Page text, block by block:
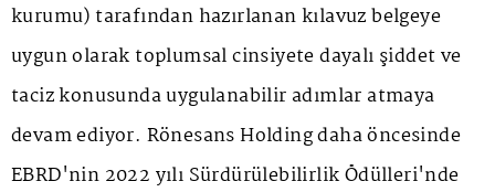
kurumu) tarafından hazırlanan kılavuz belgeye
uygun olarak toplumsal cinsiyete dayalı şiddet ve
taciz konusunda uygulanabilir adımlar atmaya
devam ediyor. Rönesans Holding daha öncesinde
EBRD'nin 2022 yılı Sürdürülebilirlik Ödülleri'nde